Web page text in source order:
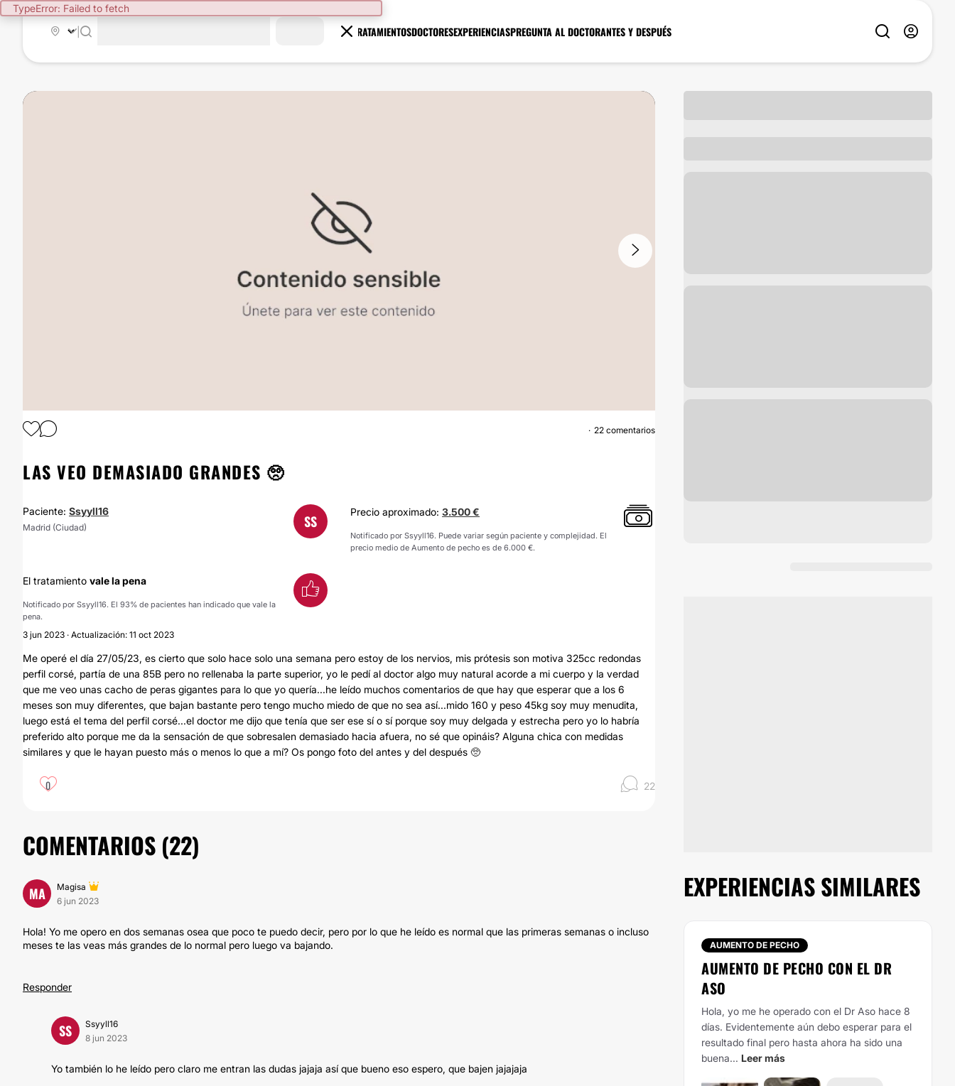
TypeError: Failed to fetch
TRATAMIENTOSDOCTORESEXPERIENCIASPREGUNTA AL DOCTORANTES Y DESPUÉS
AUMENTO DE PECHO
22 comentarios
LAS VEO DEMASIADO GRANDES 🥺
Paciente: Ssyyll16
Madrid (Ciudad) SS Precio aproximado: 3.500 €
Notificado por Ssyyll16. Puede variar según paciente y complejidad. El
precio medio de Aumento de pecho es de 6.000 €.
El tratamiento vale la pena
Notificado por Ssyyll16. El 93% de pacientes han indicado que vale la
pena.
3 jun 2023 · Actualización: 11 oct 2023
Me operé el día 27/05/23, es cierto que solo hace solo una semana pero estoy de los nervios, mis prótesis son motiva 325cc redondas
perfil corsé, partía de una 85B pero no rellenaba la parte superior, yo le pedí al doctor algo muy natural acorde a mi cuerpo y la verdad
que me veo unas cacho de peras gigantes para lo que yo quería...he leído muchos comentarios de que hay que esperar que a los 6
meses son muy diferentes, que bajan bastante pero tengo mucho miedo de que no sea así...mido 160 y peso 45kg soy muy menudita,
luego está el tema del perfil corsé...el doctor me dijo que tenía que ser ese sí o sí porque soy muy delgada y estrecha pero yo lo habría
preferido alto porque me da la sensación de que sobresalen demasiado hacia afuera, no sé que opináis? Alguna chica con medidas
similares y que le hayan puesto más o menos lo que a mí? Os pongo foto del antes y del después 🥺
0 22
COMENTARIOS (22)
MA
Magisa
6 jun 2023
Hola! Yo me opero en dos semanas osea que poco te puedo decir, pero por lo que he leído es normal que las primeras semanas o incluso
meses te las veas más grandes de lo normal pero luego va bajando.
Responder
SS
Ssyyll16
8 jun 2023
Yo también lo he leído pero claro me entran las dudas jajaja así que bueno eso espero, que bajen jajajaja
EXPERIENCIAS SIMILARES
AUMENTO DE PECHO
AUMENTO DE PECHO CON EL DR
ASO
Hola, yo me he operado con el Dr Aso hace 8
días. Evidentemente aún debo esperar para el
resultado final pero hasta ahora ha sido una
buena... Leer más